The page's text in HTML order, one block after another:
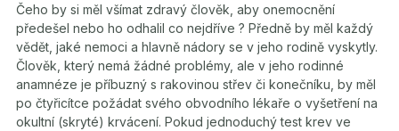
Čeho by si měl všímat zdravý člověk, aby onemocnění
předešel nebo ho odhalil co nejdříve ? Předně by měl každý
vědět, jaké nemoci a hlavně nádory se v jeho rodině vyskytly.
Člověk, který nemá žádné problémy, ale v jeho rodinné
anamnéze je příbuzný s rakovinou střev či konečníku, by měl
po čtyřicítce požádat svého obvodního lékaře o vyšetření na
okultní (skryté) krvácení. Pokud jednoduchý test krev ve